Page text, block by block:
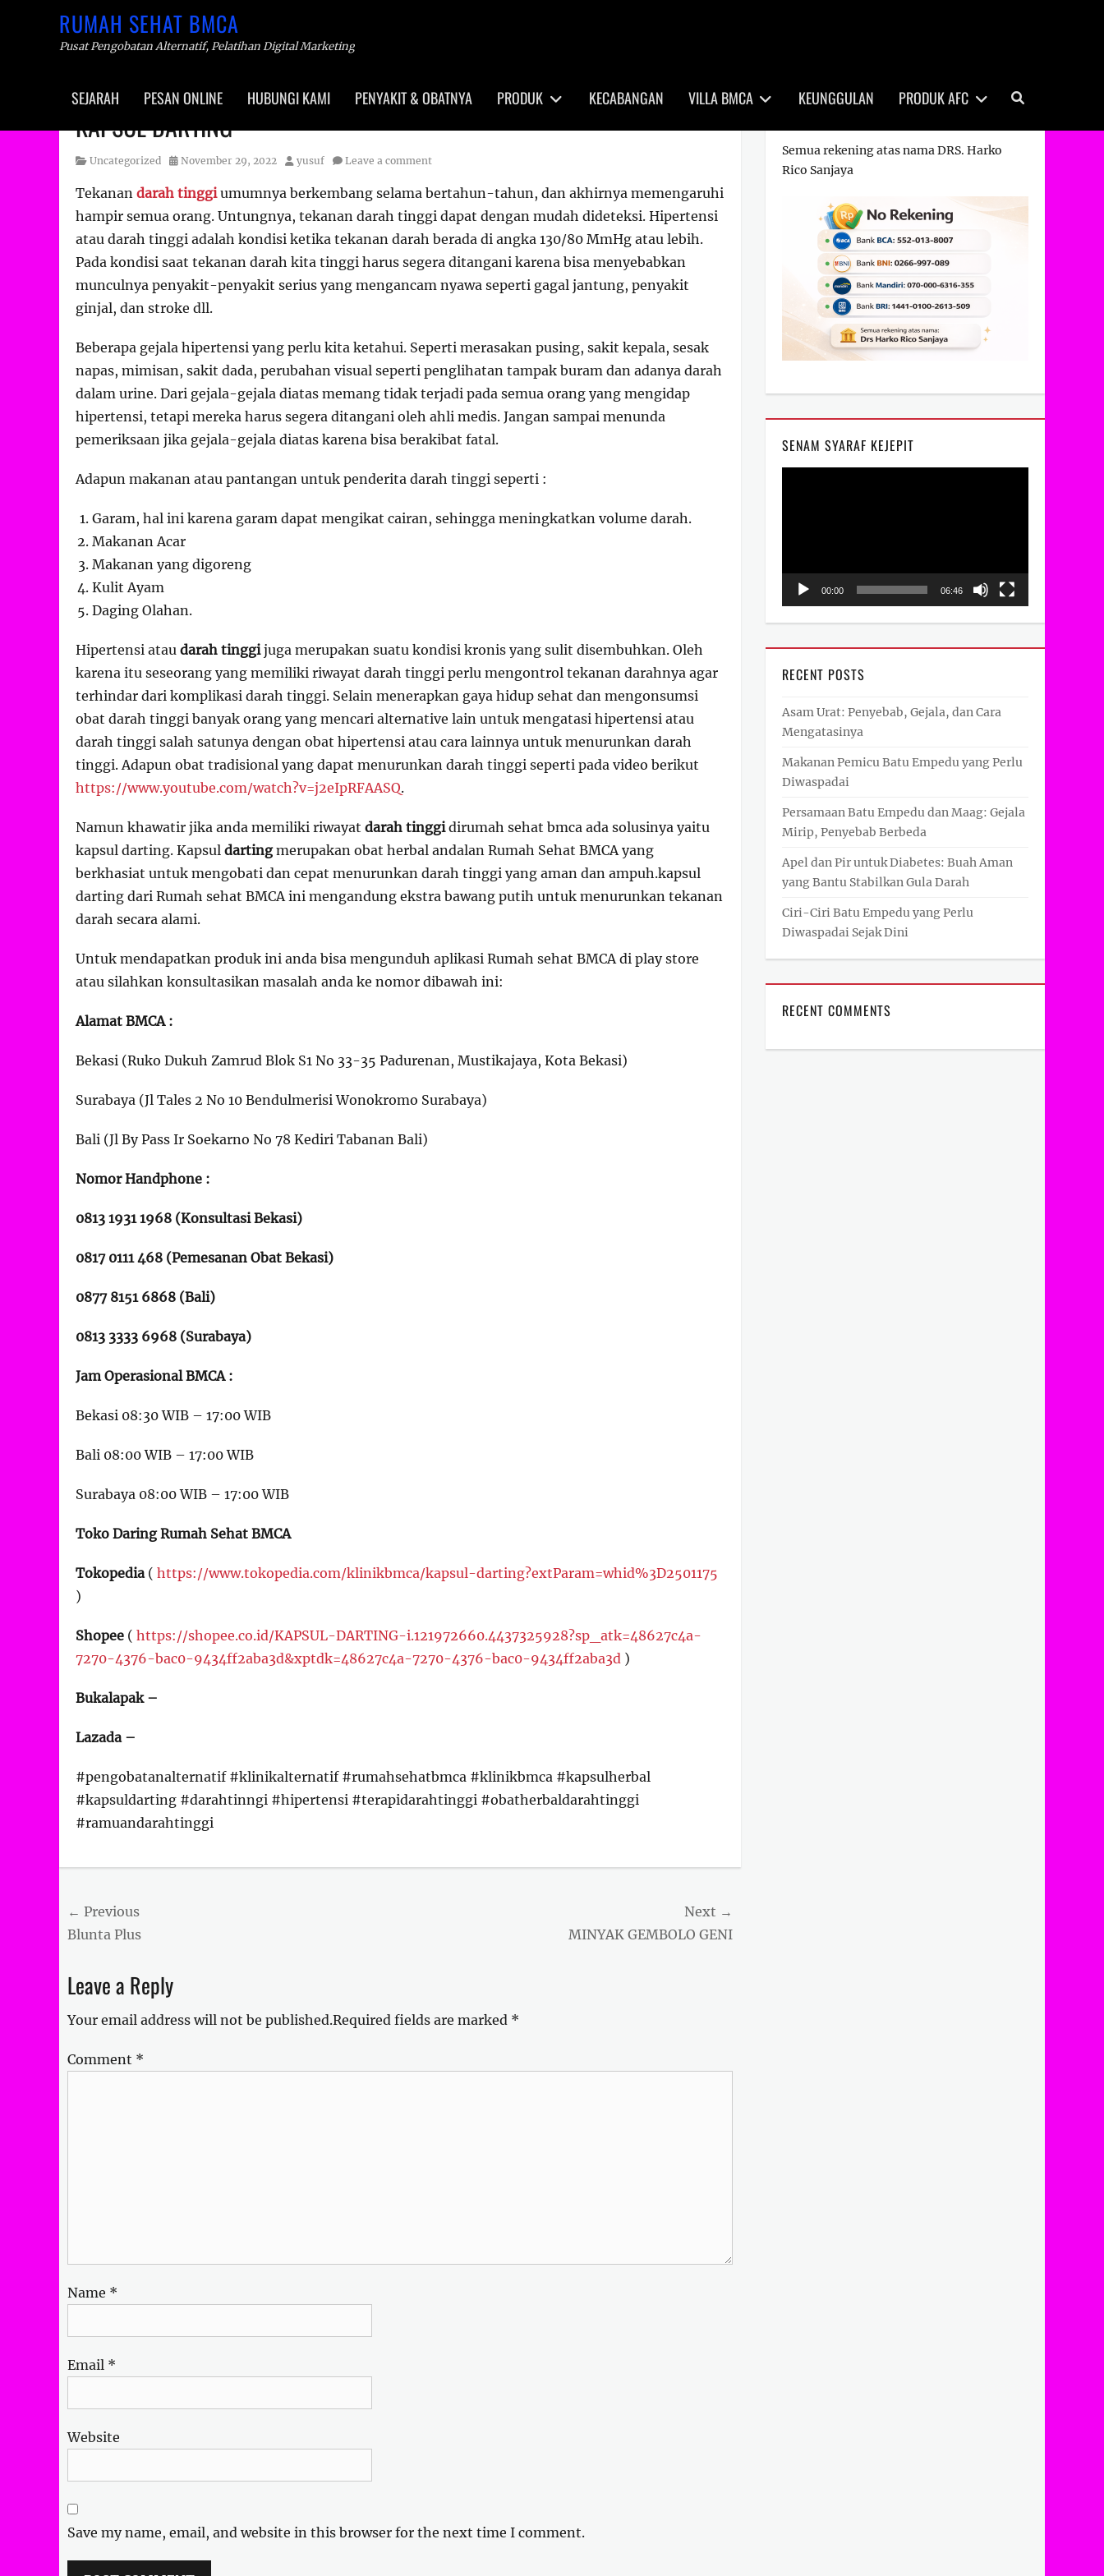
RUMAH SEHAT BMCA
Pusat Pengobatan Alternatif, Pelatihan Digital Marketing
menu
SEJARAH PESAN ONLINE HUBUNGI KAMI PENYAKIT & OBATNYA PRODUK KECABANGAN VILLA BMCA KEUNGGULAN PRODUK AFC Search
KAPSUL DARTING
Category
Uncategorized
Posted
November 29, 2022 Author
yusuf Leave a comment
Tekanan darah tinggiumumnya berkembang selama bertahun-tahun, dan akhirnya memengaruhi
hampir semua orang. Untungnya, tekanan darah tinggi dapat dengan mudah dideteksi. Hipertensi
atau darah tinggi adalah kondisi ketika tekanan darah berada di angka 130/80 MmHg atau lebih.
Pada kondisi saat tekanan darah kita tinggi harus segera ditangani karena bisa menyebabkan
munculnya penyakit-penyakit serius yang mengancam nyawa seperti gagal jantung, penyakit
ginjal, dan stroke dll.
Beberapa gejala hipertensi yang perlu kita ketahui. Seperti merasakan pusing, sakit kepala, sesak
napas, mimisan, sakit dada, perubahan visual seperti penglihatan tampak buram dan adanya darah
dalam urine. Dari gejala-gejala diatas memang tidak terjadi pada semua orang yang mengidap
hipertensi, tetapi mereka harus segera ditangani oleh ahli medis. Jangan sampai menunda
pemeriksaan jika gejala-gejala diatas karena bisa berakibat fatal.
Adapun makanan atau pantangan untuk penderita darah tinggi seperti :
Garam, hal ini karena garam dapat mengikat cairan, sehingga meningkatkan volume darah.
Makanan Acar
Makanan yang digoreng
Kulit Ayam
Daging Olahan.
Hipertensi atau darah tinggijuga merupakan suatu kondisi kronis yang sulit disembuhkan. Oleh
karena itu seseorang yang memiliki riwayat darah tinggi perlu mengontrol tekanan darahnya agar
terhindar dari komplikasi darah tinggi. Selain menerapkan gaya hidup sehat dan mengonsumsi
obat darah tinggi banyak orang yang mencari alternative lain untuk mengatasi hipertensi atau
darah tinggi salah satunya dengan obat hipertensi atau cara lainnya untuk menurunkan darah
tinggi. Adapun obat tradisional yang dapat menurunkan darah tinggi seperti pada video berikut
https://www.youtube.com/watch?v=j2eIpRFAASQ.
Namun khawatir jika anda memiliki riwayat darah tinggidirumah sehat bmca ada solusinya yaitu
kapsul darting. Kapsul dartingmerupakan obat herbal andalan Rumah Sehat BMCA yang
berkhasiat untuk mengobati dan cepat menurunkan darah tinggi yang aman dan ampuh.kapsul
darting dari Rumah sehat BMCA ini mengandung ekstra bawang putih untuk menurunkan tekanan
darah secara alami.
Untuk mendapatkan produk ini anda bisa mengunduh aplikasi Rumah sehat BMCA di play store
atau silahkan konsultasikan masalah anda ke nomor dibawah ini:
Alamat BMCA :
Bekasi (Ruko Dukuh Zamrud Blok S1 No 33-35 Padurenan, Mustikajaya, Kota Bekasi)
Surabaya (Jl Tales 2 No 10 Bendulmerisi Wonokromo Surabaya)
Bali (Jl By Pass Ir Soekarno No 78 Kediri Tabanan Bali)
Nomor Handphone :
0813 1931 1968 (Konsultasi Bekasi)
0817 0111 468 (Pemesanan Obat Bekasi)
0877 8151 6868 (Bali)
0813 3333 6968 (Surabaya)
Jam Operasional BMCA :
Bekasi 08:30 WIB – 17:00 WIB
Bali 08:00 WIB – 17:00 WIB
Surabaya 08:00 WIB – 17:00 WIB
Toko Daring Rumah Sehat BMCA
Tokopedia( https://www.tokopedia.com/klinikbmca/kapsul-darting?extParam=whid%3D2501175
)
Shopee ( https://shopee.co.id/KAPSUL-DARTING-i.121972660.4437325928?sp_atk=48627c4a-
7270-4376-bac0-9434ff2aba3d&xptdk=48627c4a-7270-4376-bac0-9434ff2aba3d )
Bukalapak –
Lazada –
#pengobatanalternatif #klinikalternatif #rumahsehatbmca #klinikbmca #kapsulherbal
#kapsuldarting #darahtinngi #hipertensi #terapidarahtinggi #obatherbaldarahtinggi
#ramuandarahtinggi
Post
navigation
← Previous
Previous
Blunta Plus
Next →
MINYAK GEMBOLO GENI
Leave a Reply
Your email address will not be published.Required fields are marked *
Comment *
Name *
Email *
Website
Save my name, email, and website in this browser for the next time I comment.
Semua rekening atas nama DRS. Harko
Rico Sanjaya
SENAM SYARAF KEJEPIT
00:00 06:46
RECENT POSTS
Asam Urat: Penyebab, Gejala, dan Cara
Mengatasinya
Makanan Pemicu Batu Empedu yang Perlu
Diwaspadai
Persamaan Batu Empedu dan Maag: Gejala
Mirip, Penyebab Berbeda
Apel dan Pir untuk Diabetes: Buah Aman
yang Bantu Stabilkan Gula Darah
Ciri-Ciri Batu Empedu yang Perlu
Diwaspadai Sejak Dini
RECENT COMMENTS